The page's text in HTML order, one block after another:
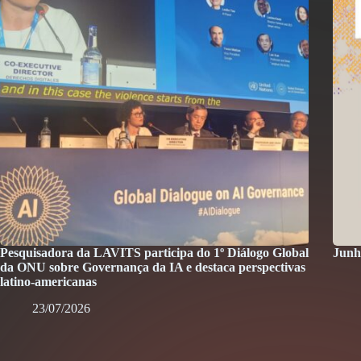
Pesquisadora da LAVITS participa do 1º Diálogo Global
da ONU sobre Governança da IA e destaca perspectivas
latino-americanas
23/07/2026